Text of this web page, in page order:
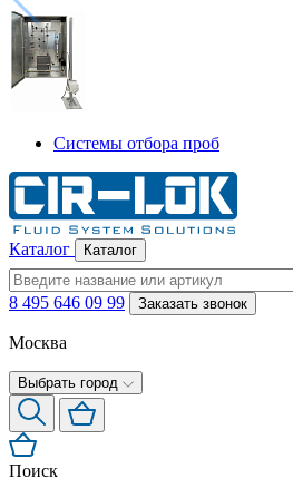
Системы отбора проб
Каталог Каталог
8 495 646 09 99 Заказать звонок
Москва
Выбрать город
Поиск